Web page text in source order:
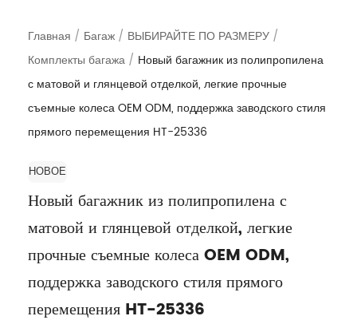
Главная / Багаж / ВЫБИРАЙТЕ ПО РАЗМЕРУ /
Комплекты багажа / Новый багажник из полипропилена
с матовой и глянцевой отделкой, легкие прочные
съемные колеса OEM ODM, поддержка заводского стиля
прямого перемещения HT-25336
НОВОЕ
Новый багажник из полипропилена с
матовой и глянцевой отделкой, легкие
прочные съемные колеса OEM ODM,
поддержка заводского стиля прямого
перемещения HT-25336